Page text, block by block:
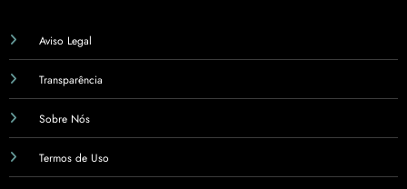
Aviso Legal
Transparência
Sobre Nós
Termos de Uso